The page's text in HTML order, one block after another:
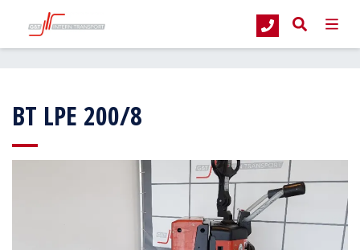
G&T Intern Transport Elektrische
BT LPE 200/8